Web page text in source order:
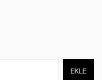
EKLE